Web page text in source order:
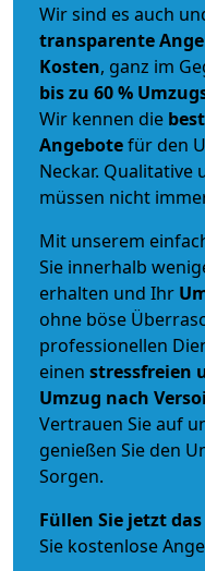
Wir sind es auch
transparente
Kosten, ganz im
bis zu 60 %
Wir kennen die
Angebotefür den
Neckar. Qualitative
müssen nicht
Mit unserem
Sie innerhalb
erhalten und Ihr
ohne böse
professionellen
einen stressfreien
Umzug nach
Vertrauen Sie auf
genießen Sie den
Sorgen.
Füllen Sie jetzt
Sie kostenlose